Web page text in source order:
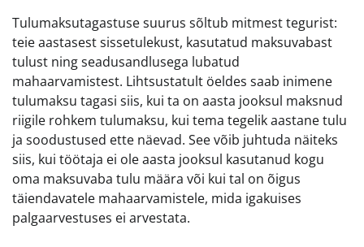
Tulumaksutagastuse suurus sõltub mitmest tegurist:
teie aastasest sissetulekust, kasutatud maksuvabast
tulust ning seadusandlusega lubatud
mahaarvamistest. Lihtsustatult öeldes saab inimene
tulumaksu tagasi siis, kui ta on aasta jooksul maksnud
riigile rohkem tulumaksu, kui tema tegelik aastane tulu
ja soodustused ette näevad. See võib juhtuda näiteks
siis, kui töötaja ei ole aasta jooksul kasutanud kogu
oma maksuvaba tulu määra või kui tal on õigus
täiendavatele mahaarvamistele, mida igakuises
palgaarvestuses ei arvestata.